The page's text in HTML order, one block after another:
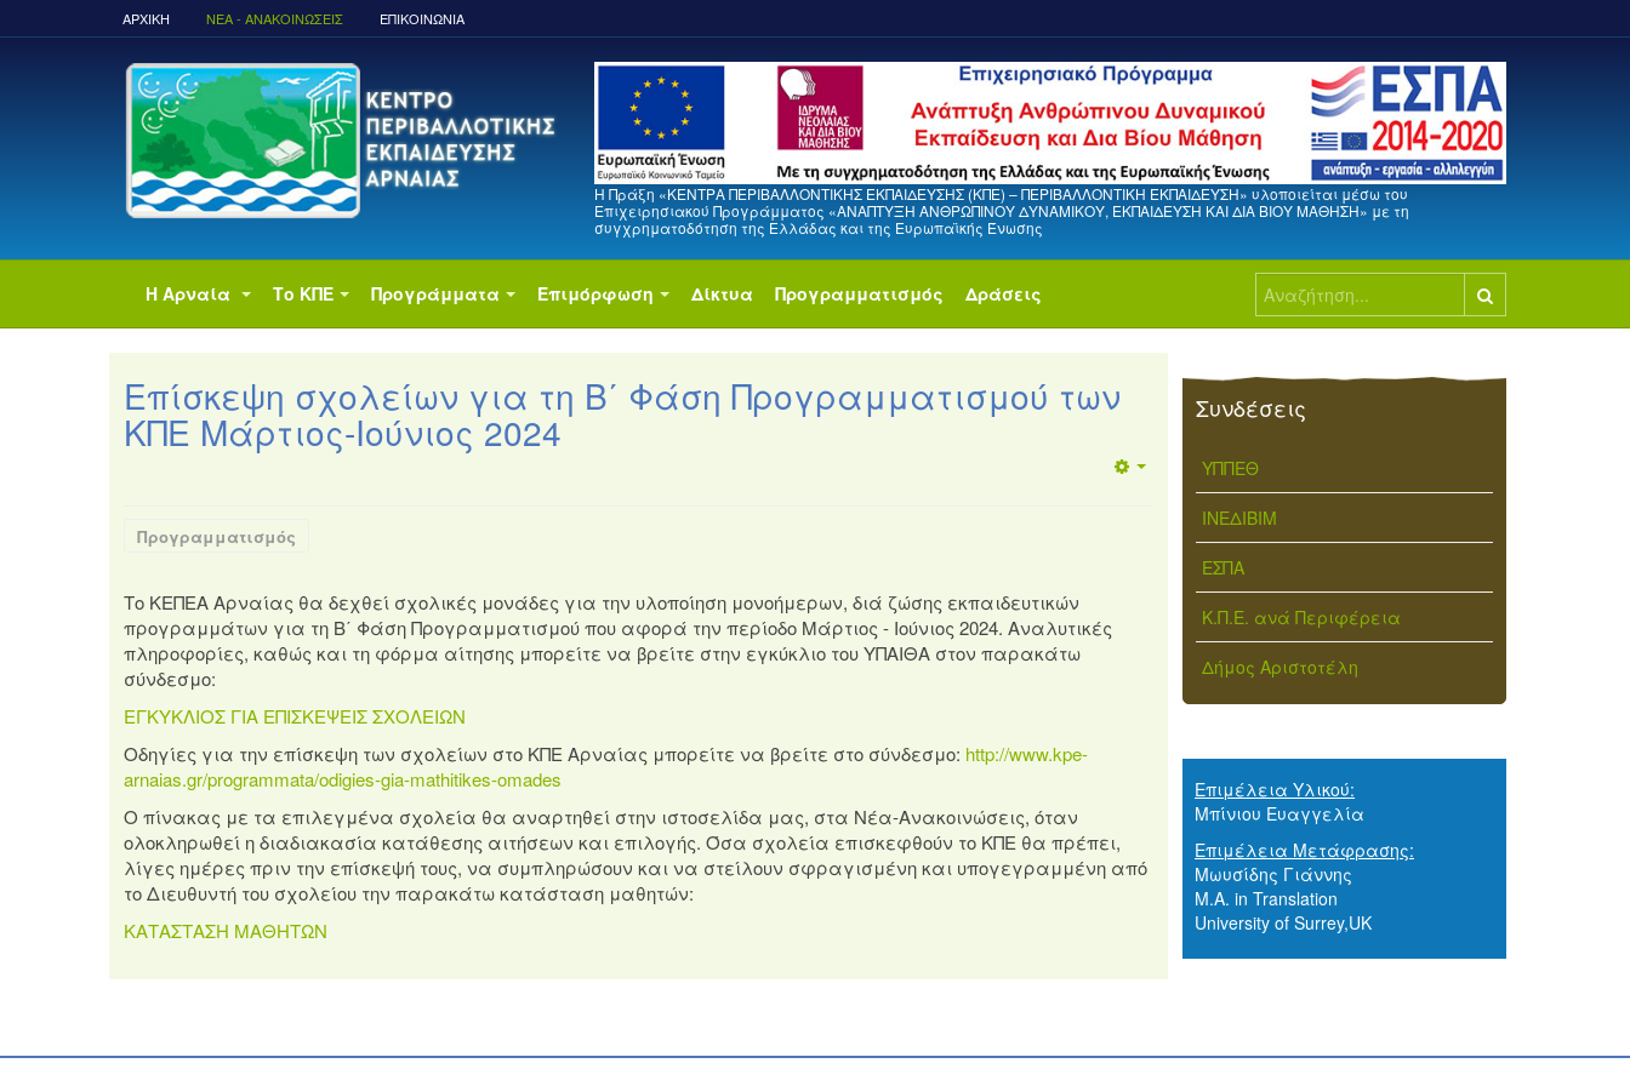
ΑΡΧΙΚΉ ΝΈΑ - ΑΝΑΚΟΙΝΏΣΕΙΣ ΕΠΙΚΟΙΝΩΝΙΑ
Η Πράξη «ΚΕΝΤΡΑ ΠΕΡΙΒΑΛΛΟΝΤΙΚΗΣ ΕΚΠΑΙΔΕΥΣΗΣ (ΚΠΕ) – ΠΕΡΙΒΑΛΛΟΝΤΙΚΗ ΕΚΠΑΙΔΕΥΣΗ» υλοποιείται μέσω του
Επιχειρησιακού Προγράμματος «ΑΝΑΠΤΥΞΗ ΑΝΘΡΩΠΙΝΟΥ ΔΥΝΑΜΙΚΟΥ, ΕΚΠΑΙΔΕΥΣΗ ΚΑΙ ΔΙΑ ΒΙΟΥ ΜΑΘΗΣΗ» με τη
συγχρηματοδότηση της Ελλάδας και της Ευρωπαϊκής Ένωσης
Η Αρναία Το ΚΠΕ Προγράμματα Επιμόρφωση Δίκτυα Προγραμματισμός Δράσεις Αναζήτηση...
Επίσκεψη σχολείων για τη Β΄ Φάση Προγραμματισμού των
ΚΠΕ Μάρτιος-Ιούνιος 2024
Προγραμματισμός
Το ΚΕΠΕΑ Αρναίας θα δεχθεί σχολικές μονάδες για την υλοποίηση μονοήμερων, διά ζώσης εκπαιδευτικών
προγραμμάτων για τη Β΄ Φάση Προγραμματισμού που αφορά την περίοδο Μάρτιος - Ιούνιος 2024. Αναλυτικές
πληροφορίες, καθώς και τη φόρμα αίτησης μπορείτε να βρείτε στην εγκύκλιο του ΥΠΑΙΘΑ στον παρακάτω
σύνδεσμο:
ΕΓΚΥΚΛΙΟΣ ΓΙΑ ΕΠΙΣΚΕΨΕΙΣ ΣΧΟΛΕΙΩΝ
Οδηγίες για την επίσκεψη των σχολείων στο ΚΠΕ Αρναίας μπορείτε να βρείτε στο σύνδεσμο: http://www.kpe-
arnaias.gr/programmata/odigies-gia-mathitikes-omades
Ο πίνακας με τα επιλεγμένα σχολεία θα αναρτηθεί στην ιστοσελίδα μας, στα Νέα-Ανακοινώσεις, όταν
ολοκληρωθεί η διαδιακασία κατάθεσης αιτήσεων και επιλογής. Όσα σχολεία επισκεφθούν το ΚΠΕ θα πρέπει,
λίγες ημέρες πριν την επίσκεψή τους, να συμπληρώσουν και να στείλουν σφραγισμένη και υπογεγραμμένη από
το Διευθυντή του σχολείου την παρακάτω κατάσταση μαθητών:
ΚΑΤΑΣΤΑΣΗ ΜΑΘΗΤΩΝ
Συνδέσεις
ΥΠΠΕΘ
ΙΝΕΔΙΒΙΜ
ΕΣΠΑ
Κ.Π.Ε. ανά Περιφέρεια
Δήμος Αριστοτέλη
Επιμέλεια Υλικού:
Μπίνιου Ευαγγελία
Επιμέλεια Μετάφρασης:
Μωυσίδης Γιάννης
M.A. in Translation
University of Surrey,UK